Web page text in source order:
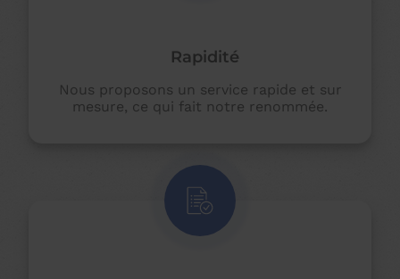
Rapidité
Nous proposons un service rapide et sur
mesure, ce qui fait notre renommée.